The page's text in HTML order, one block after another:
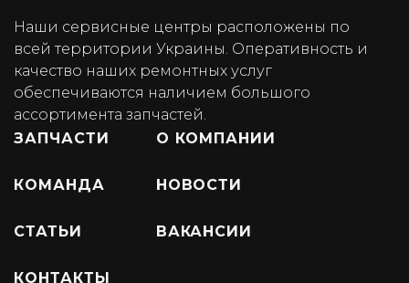
Наши сервисные центры расположены по
всей территории Украины. Оперативность и
качество наших ремонтных услуг
обеспечиваются наличием большого
ассортимента запчастей.
ЗАПЧАСТИ
О КОМПАНИИ
КОМАНДА НОВОСТИ
СТАТЬИ ВАКАНСИИ
КОНТАКТЫ